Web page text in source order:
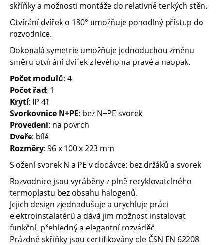
skříňky a možností montáže do relativně tenkých stěn.
Otvírání dvířek o 180° umožňuje pohodlný přístup do
rozvodnice.
Dokonalá symetrie umožňuje jednoduchou změnu
směru otvírání dvířek z levého na pravé a naopak.
Počet modulů: 4
Počet řad: 1
Krytí: IP 41
Svorkovnice N+PE: bez N+PE svorek
Provedení: na povrch
Dveře: bílé
Rozměry: 96 x 100 x 223 mm
Složení svorek N a PE v dodávce: bez držáků a svorek
Rozvodnice jsou vyráběny z plně recyklovatelného
termoplastu bez obsahu halogenů.
Jejich design zjednodušuje a urychluje práci
elektroinstalatérů a dává jim možnost instalovat
funkční, přehledný a elegantní rozváděč.
Prázdné skříňky jsou certifikovány dle ČSN EN 62208